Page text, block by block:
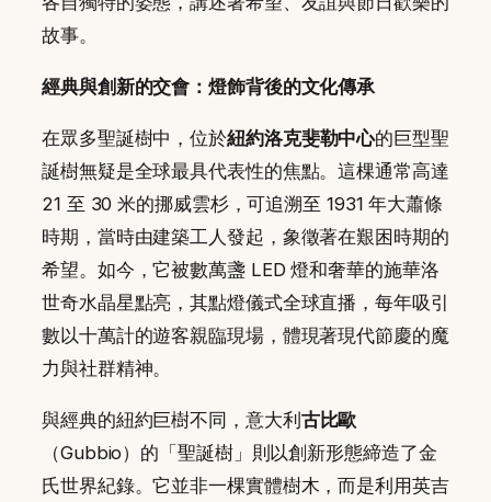
故事。
經典與創新的交會：燈飾背後的文化傳承
在眾多聖誕樹中，位於紐約洛克斐勒中心的巨型聖
誕樹無疑是全球最具代表性的焦點。這棵通常高達
21 至 30 米的挪威雲杉，可追溯至 1931 年大蕭條
時期，當時由建築工人發起，象徵著在艱困時期的
希望。如今，它被數萬盞 LED 燈和奢華的施華洛
世奇水晶星點亮，其點燈儀式全球直播，每年吸引
數以十萬計的遊客親臨現場，體現著現代節慶的魔
力與社群精神。
與經典的紐約巨樹不同，意大利古比歐
（Gubbio）的「聖誕樹」則以創新形態締造了金
氏世界紀錄。它並非一棵實體樹木，而是利用英吉